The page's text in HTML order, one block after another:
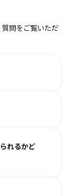
問をご覧いただ
3歳から始め
は全国に約15
導しておりま
でも基礎から
加いただける
れるかど
音楽を楽しん